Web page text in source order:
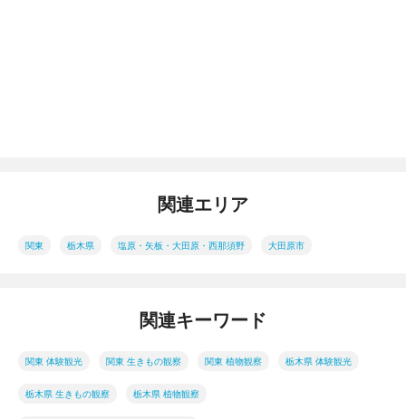
関連エリア
関東 栃木県 塩原・矢板・大田原・西那須野 大田原市
関連キーワード
関東 体験観光 関東 生きもの観察 関東 植物観察 栃木県 体験観光
栃木県 生きもの観察 栃木県 植物観察